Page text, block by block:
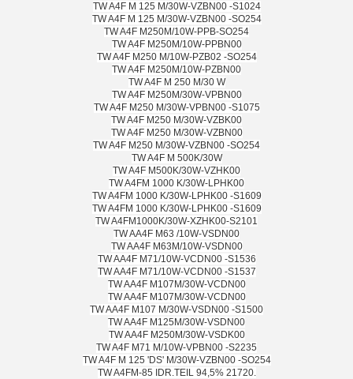
TW A4F M 125 M/30W-VZBN00 -S1024
TW A4F M 125 M/30W-VZBN00 -SO254
TW A4F M250M/10W-PPB-SO254
TW A4F M250M/10W-PPBN00
TW A4F M250 M/10W-PZB02 -SO254
TW A4F M250M/10W-PZBN00
TW A4F M 250 M/30 W
TW A4F M250M/30W-VPBN00
TW A4F M250 M/30W-VPBN00 -S1075
TW A4F M250 M/30W-VZBK00
TW A4F M250 M/30W-VZBN00
TW A4F M250 M/30W-VZBN00 -SO254
TW A4F M 500K/30W
TW A4F M500K/30W-VZHK00
TW A4FM 1000 K/30W-LPHK00
TW A4FM 1000 K/30W-LPHK00 -S1609
TW A4FM 1000 K/30W-LPHK00 -S1609
TW A4FM1000K/30W-XZHK00-S2101
TW AA4F M63 /10W-VSDN00
TW AA4F M63M/10W-VSDN00
TW AA4F M71/10W-VCDN00 -S1536
TW AA4F M71/10W-VCDN00 -S1537
TW AA4F M107M/30W-VCDN00
TW AA4F M107M/30W-VCDN00
TW AA4F M107 M/30W-VSDN00 -S1500
TW AA4F M125M/30W-VSDN00
TW AA4F M250M/30W-VSDK00
TW A4F M71 M/10W-VPBN00 -S2235
TW A4F M 125 'DS' M/30W-VZBN00 -SO254
TW A4FM-85 IDR.TEIL 94,5% 21720.